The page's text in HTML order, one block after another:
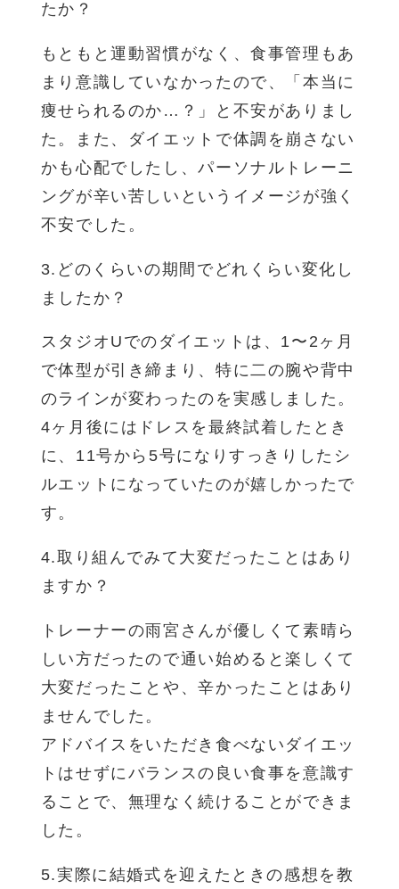
たか？
もともと運動習慣がなく、食事管理もあ
まり意識していなかったので、「本当に
痩せられるのか…？」と不安がありまし
た。また、ダイエットで体調を崩さない
かも心配でしたし、パーソナルトレーニ
ングが辛い苦しいというイメージが強く
不安でした。
3.どのくらいの期間でどれくらい変化し
ましたか？
スタジオUでのダイエットは、1〜2ヶ月
で体型が引き締まり、特に二の腕や背中
のラインが変わったのを実感しました。
4ヶ月後にはドレスを最終試着したとき
に、11号から5号になりすっきりしたシ
ルエットになっていたのが嬉しかったで
す。
4.取り組んでみて大変だったことはあり
ますか？
トレーナーの雨宮さんが優しくて素晴ら
しい方だったので通い始めると楽しくて
大変だったことや、辛かったことはあり
ませんでした。
アドバイスをいただき食べないダイエッ
トはせずにバランスの良い食事を意識す
ることで、無理なく続けることができま
した。
5.実際に結婚式を迎えたときの感想を教